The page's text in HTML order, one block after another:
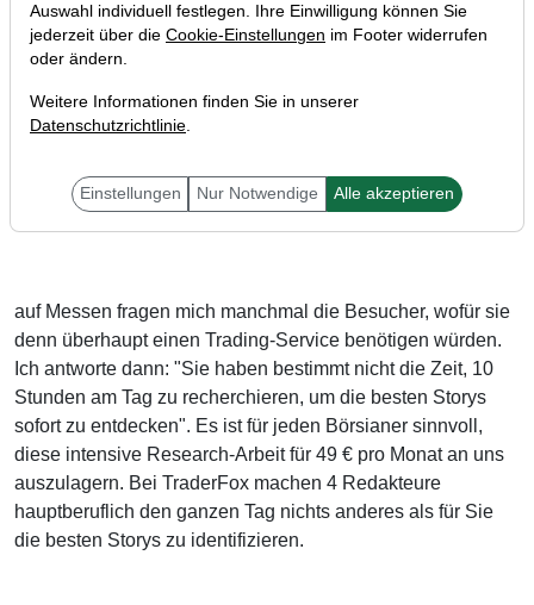
Liebe Trader,
auf Messen fragen mich manchmal die Besucher, wofür sie
denn überhaupt einen Trading-Service benötigen würden.
Ich antworte dann: "Sie haben bestimmt nicht die Zeit, 10
Stunden am Tag zu recherchieren, um die besten Storys
sofort zu entdecken". Es ist für jeden Börsianer sinnvoll,
diese intensive Research-Arbeit für 49 € pro Monat an uns
auszulagern. Bei TraderFox machen 4 Redakteure
hauptberuflich den ganzen Tag nichts anderes als für Sie
die besten Storys zu identifizieren.
Auswahl individuell festlegen. Ihre Einwilligung können Sie
jederzeit über die Cookie-Einstellungen im Footer widerrufen
oder ändern.
Weitere Informationen finden Sie in unserer
Datenschutzrichtlinie.
Einstellungen Nur Notwendige Alle akzeptieren